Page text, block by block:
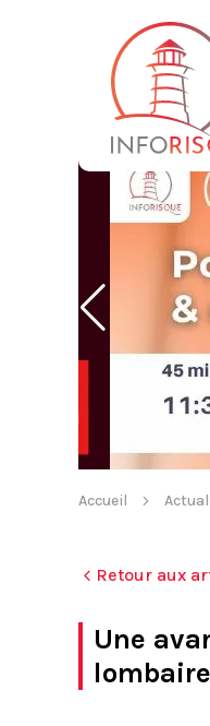
Accueil
Retour aux
Une